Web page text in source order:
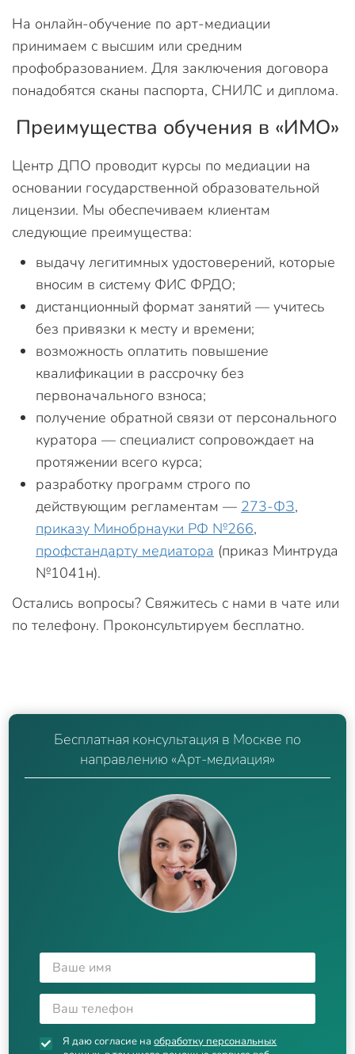
На онлайн-обучение по арт-медиации
принимаем с высшим или средним
профобразованием. Для заключения договора
понадобятся сканы паспорта, СНИЛС и диплома.
Преимущества обучения в «ИМО»
Центр ДПО проводит курсы по медиации на
основании государственной образовательной
лицензии. Мы обеспечиваем клиентам
следующие преимущества:
выдачу легитимных удостоверений, которые
вносим в систему ФИС ФРДО;
дистанционный формат занятий — учитесь
без привязки к месту и времени;
возможность оплатить повышение
квалификации в рассрочку без
первоначального взноса;
получение обратной связи от персонального
куратора — специалист сопровождает на
протяжении всего курса;
разработку программ строго по
действующим регламентам — 273-ФЗ,
приказу Минобрнауки РФ №266,
профстандарту медиатора (приказ Минтруда
№1041н).
Остались вопросы? Свяжитесь с нами в чате или
по телефону. Проконсультируем бесплатно.
Бесплатная консультация в Москве по
направлению «Арт-медиация»
Я даю согласие наобработку персональных